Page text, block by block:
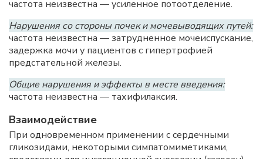
частота неизвестна — усиленное потоотделение.
Нарушения со стороны почек и мочевыводящих путей:
частота неизвестна — затрудненное мочеиспускание,
задержка мочи у пациентов с гипертрофией
предстательной железы.
Общие нарушения и эффекты в месте введения:
частота неизвестна — тахифилаксия.
Взаимодействие
При одновременном применении с сердечными
гликозидами, некоторыми симпатомиметиками,